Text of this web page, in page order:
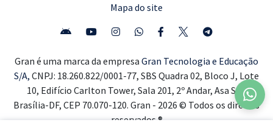
Mapa do site
Gran é uma marca da empresa Gran Tecnologia e Educação
S/A, CNPJ: 18.260.822/0001-77, SBS Quadra 02, Bloco J, Lote
10, Edifício Carlton Tower, Sala 201, 2º Andar, Asa Sul,
Brasília-DF, CEP 70.070-120. Gran - 2026 © Todos os direitos
reservados ®